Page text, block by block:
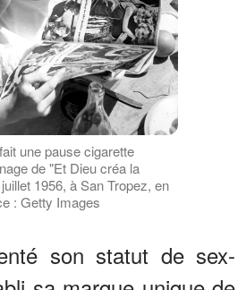
une pause cigarette
de "Et Dieu créa la
1956, à San Tropez, en
: Getty Images
son statut de sex-